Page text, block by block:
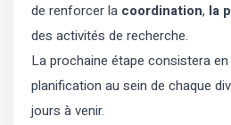
de renforcer la coordination, la
des activités de recherche.
La prochaine étape consistera
planification au sein de chaque
jours à venir.